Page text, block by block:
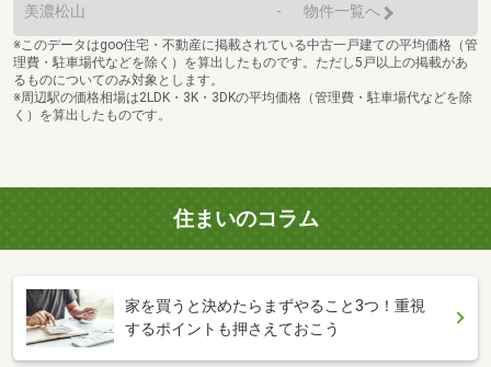
美濃松山 - 物件一覧へ
※このデータはgoo住宅・不動産に掲載されている中古一戸建ての平均価格（管
理費・駐車場代などを除く）を算出したものです。ただし5戸以上の掲載があ
るものについてのみ対象とします。
※周辺駅の価格相場は2LDK・3K・3DKの平均価格（管理費・駐車場代などを除
く）を算出したものです。
住まいのコラム
家を買うと決めたらまずやること3つ！重視
するポイントも押さえておこう